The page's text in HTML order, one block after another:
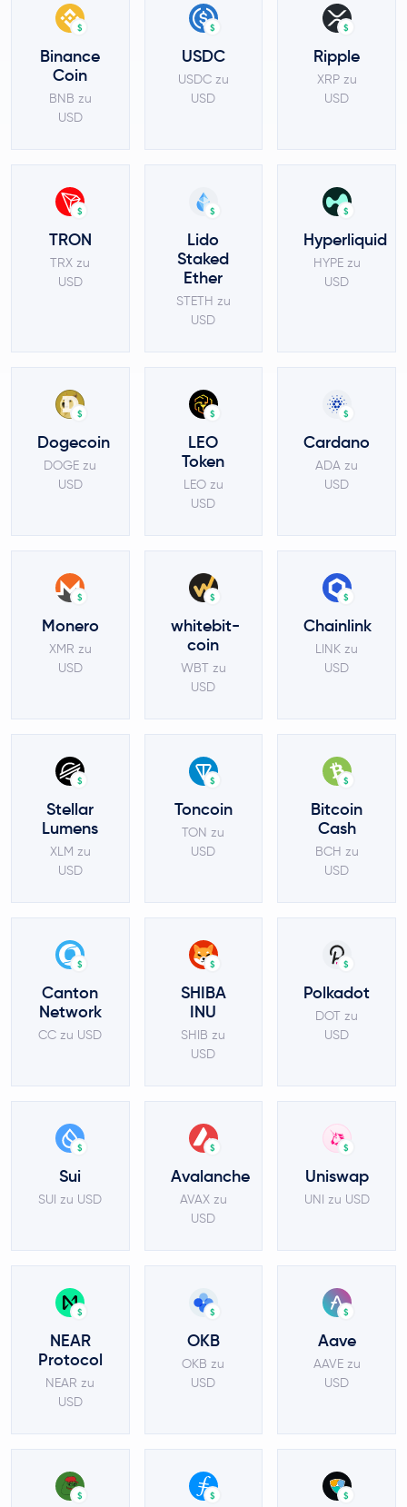
$
Binance
Coin
BNB zu
USD
$
USDC
USDC zu
USD
$
Ripple
XRP zu
USD
$
TRON
TRX zu
USD
$
Lido
Staked
Ether
STETH zu
USD
$
Hyperliquid
HYPE zu
USD
$
Dogecoin
DOGE zu
USD
$
LEO
Token
LEO zu
USD
$
Cardano
ADA zu
USD
$
Monero
XMR zu
USD
$
whitebit-
coin
WBT zu
USD
$
Chainlink
LINK zu
USD
$
Stellar
Lumens
XLM zu
USD
$
Toncoin
TON zu
USD
$
Bitcoin
Cash
BCH zu
USD
$
Canton
Network
CC zu USD
$
SHIBA
INU
SHIB zu
USD
$
Polkadot
DOT zu
USD
$
Sui
SUI zu USD
$
Avalanche
AVAX zu
USD
$
Uniswap
UNI zu USD
$
NEAR
Protocol
NEAR zu
USD
$
OKB
OKB zu
USD
$
Aave
AAVE zu
USD
$ $ $